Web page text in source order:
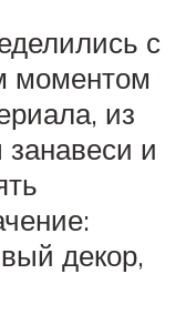
с
моментом
из
занавеси и
декор,